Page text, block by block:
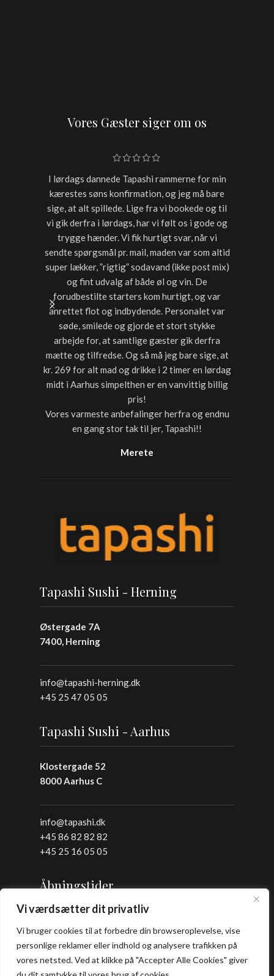
Vi værdsætter dit privatliv
Vi bruger cookies til at forbedre din browseroplevelse, vise
personlige reklamer eller indhold og analysere trafikken på
vores netsted. Ved at klikke på "Accepter Alle Cookies" giver
Vores Gæster siger om os
I lørdags dannede Tapashi rammerne for min
kærestes søns konfirmation, og jeg må bare
sige, at alt spillede. Lige fra vi bookede og til
vi gik derfra i lørdags, har vi følt os i gode og
trygge hænder. Vi fik hurtigt svar, når vi
sendte spørgsmål pr. mail, maden var som altid
super lækker, ”rigtig” sodavand (ikke post mix)
og fint udvalg af både øl og vin. De
forudbestilte starters kom hurtigt, og var
anrettet flot og indbydende. Personalet var
søde, smilede og gjorde et stort stykke
arbejde for, at samtlige gæster gik derfra
mætte og tilfredse. Og så må jeg bare sige, at
kr. 269 for alt mad og drikke i 2 timer en lørdag
midt i Aarhus simpelthen er en vanvittig billig
pris!
Vores varmeste anbefalinger herfra og endnu
en gang stor tak til jer, Tapashi!!
Merete
Tapashi Sushi - Herning
Østergade 7A
7400, Herning
info@tapashi-herning.dk
+45 25 47 05 05
Tapashi Sushi - Aarhus
Klostergade 52
8000 Aarhus C
info@tapashi.dk
+45 86 82 82 82
+45 25 16 05 05
Åbningstider
Aften: 17:00 - 22:00
Køkkenet lukker en halv time før lukketid.